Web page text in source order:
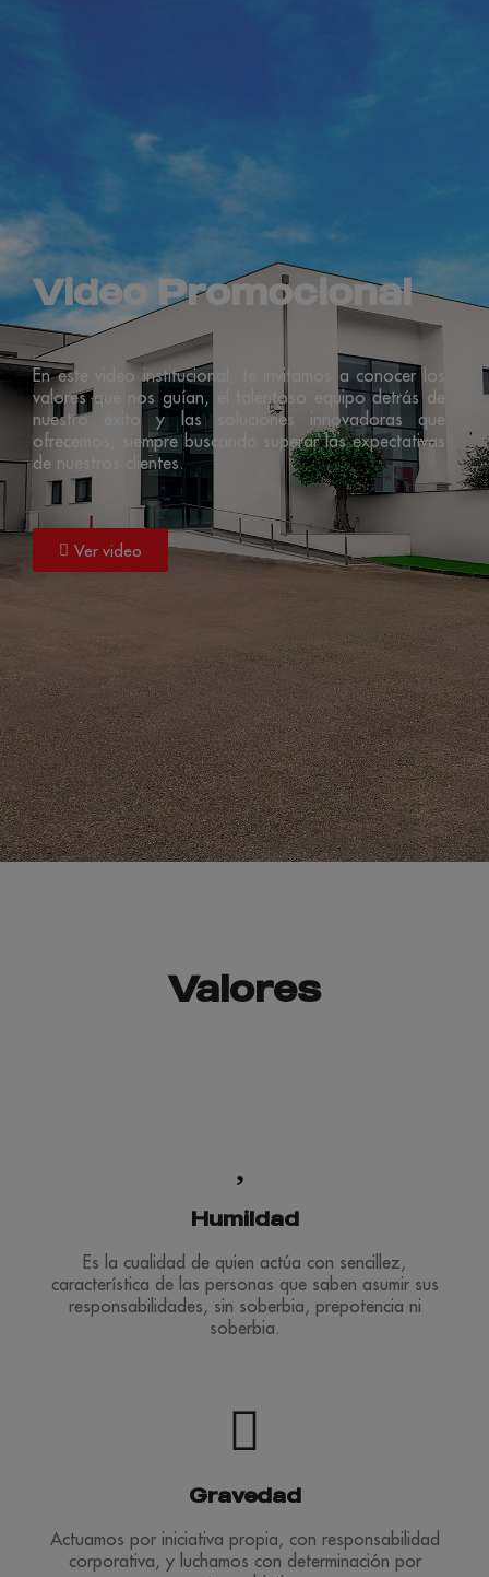
Video Promocional
En este video institucional, te invitamos a conocer los
valores que nos guían, el talentoso equipo detrás de
nuestro éxito y las soluciones innovadoras que
ofrecemos, siempre buscando superar las expectativas
de nuestros clientes.
Ver video
Valores
Humildad
Es la cualidad de quien actúa con sencillez,
característica de las personas que saben asumir sus
responsabilidades, sin soberbia, prepotencia ni
soberbia.
Gravedad
Actuamos por iniciativa propia, con responsabilidad
corporativa, y luchamos con determinación por